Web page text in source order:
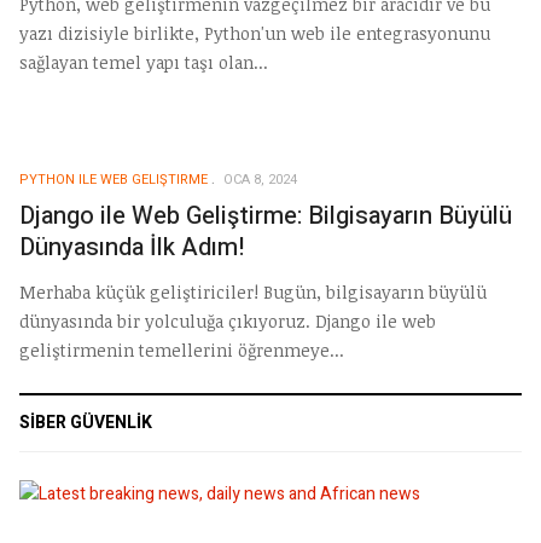
yazı dizisiyle birlikte, Python'un web ile entegrasyonunu
sağlayan temel yapı taşı olan...
PYTHON ILE WEB GELIŞTIRME OCA 8, 2024
Django ile Web Geliştirme: Bilgisayarın Büyülü
Dünyasında İlk Adım!
Merhaba küçük geliştiriciler! Bugün, bilgisayarın büyülü
dünyasında bir yolculuğa çıkıyoruz. Django ile web
geliştirmenin temellerini öğrenmeye...
SIBER GÜVENLIK